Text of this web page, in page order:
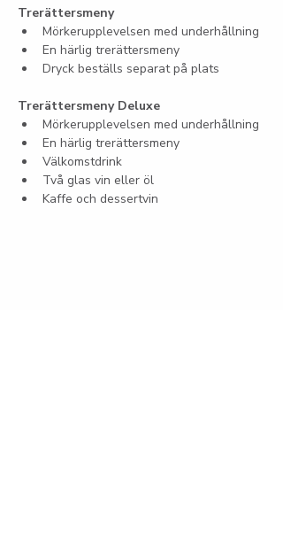
Trerättersmeny
Mörkerupplevelsen med underhållning
En härlig trerättersmeny
Dryck beställs separat på plats
Trerättersmeny Deluxe
Mörkerupplevelsen med underhållning
En härlig trerättersmeny
Välkomstdrink
Två glas vin eller öl
Kaffe och dessertvin